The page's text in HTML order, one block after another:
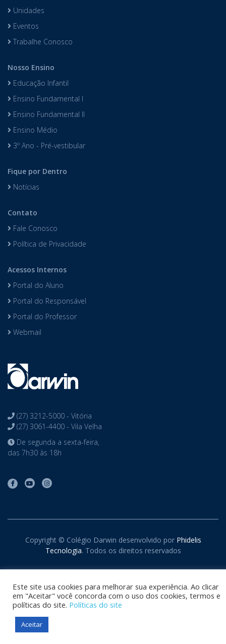
Unidades
Eventos
Trabalhe Conosco
Nosso Ensino
Educação Infantil
Ensino Fundamental I
Ensino Fundamental II
Ensino Médio
3º Ano - Pré-vestibular
Fique por Dentro
Notícias
Contato
Fale Conosco
Política de Privacidade
Acessos Internos
Portal do Aluno
Portal do Responsável
Portal do Professor
Webmail
(27) 3212-5000 - Vitória
(27) 3061-4400 - Vila Velha
De segunda a sexta-feira,
das 7h30 às 18h
Copyright © Colégio Darwin desenvolvido por Phidelis
Tecnologia. Todos os direitos reservados
Este site usa cookies para melhorar sua experiência. Ao clicar
em "Aceitar" você concorda com o uso dos cookies, termos e
políticas do site. Políticas do site
Aceitar